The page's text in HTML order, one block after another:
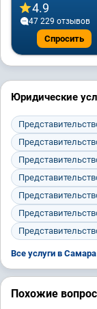
4.9
47 229 отзывов
Спросить
Юридические
Все услуги в
Похожие